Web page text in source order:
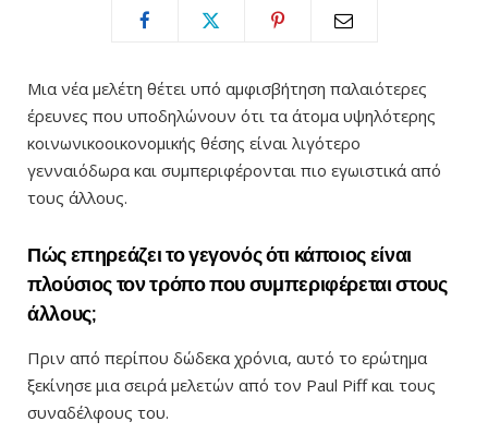
Μια νέα μελέτη θέτει υπό αμφισβήτηση παλαιότερες
έρευνες που υποδηλώνουν ότι τα άτομα υψηλότερης
κοινωνικοοικονομικής θέσης είναι λιγότερο
γενναιόδωρα και συμπεριφέρονται πιο εγωιστικά από
τους άλλους.
Πώς επηρεάζει το γεγονός ότι κάποιος είναι
πλούσιος τον τρόπο που συμπεριφέρεται στους
άλλους;
Πριν από περίπου δώδεκα χρόνια, αυτό το ερώτημα
ξεκίνησε μια σειρά μελετών από τον Paul Piff και τους
συναδέλφους του.